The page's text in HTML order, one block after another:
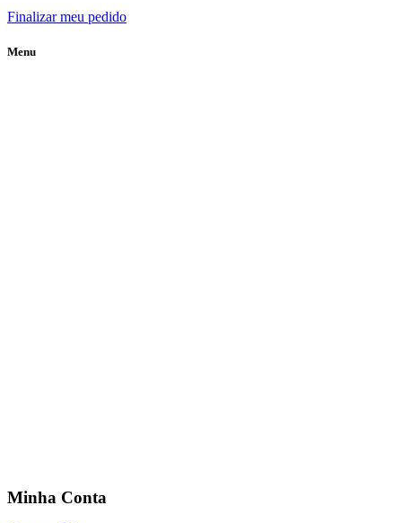
Finalizar meu pedido
Menu
Minha Conta